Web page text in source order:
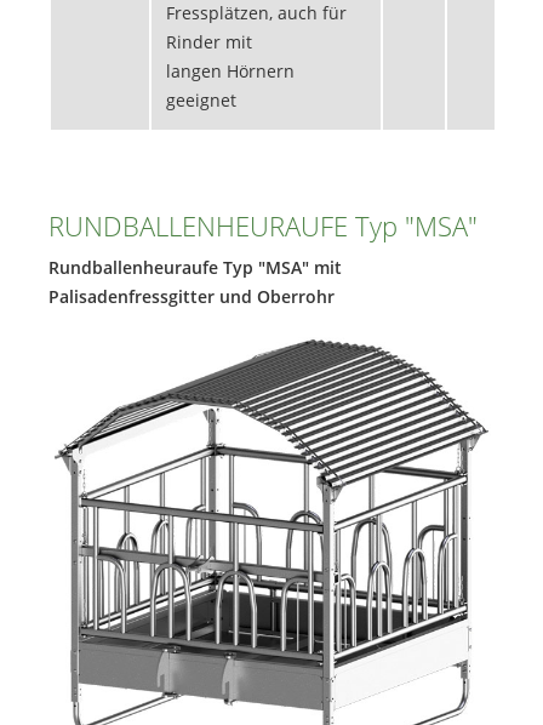
Fressplätzen, auch für
Rinder mit
langen Hörnern
geeignet
RUNDBALLENHEURAUFE Typ "MSA"
Rundballenheuraufe Typ "MSA" mit
Palisadenfressgitter und Oberrohr